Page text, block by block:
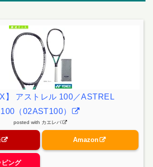
】 アストレル 100／ASTREL
100（02AST100）
posted with カエレバ
Amazon
ング